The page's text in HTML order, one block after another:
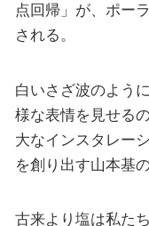
点回帰」が、ポー
される。
白いさざ波のよう
様な表情を見せる
大なインスタレー
を創り出す山本基
古来より塩は私た